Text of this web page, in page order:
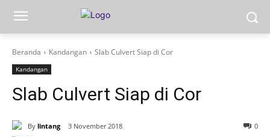
Beranda Kandangan Slab Culvert Siap di Cor
Kandangan
Slab Culvert Siap di Cor
By lintang 3 November 2018 0